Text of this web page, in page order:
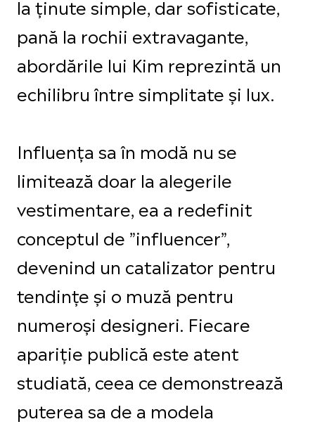
la ținute simple, dar sofisticate,
pană la rochii extravagante,
abordările lui Kim reprezintă un
echilibru între simplitate și lux.
Influența sa în modă nu se
limitează doar la alegerile
vestimentare, ea a redefinit
conceptul de ”influencer”,
devenind un catalizator pentru
tendințe și o muză pentru
numeroși designeri. Fiecare
apariție publică este atent
studiată, ceea ce demonstrează
puterea sa de a modela